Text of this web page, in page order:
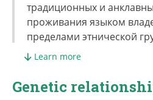
традиционных и
проживания языком
пределами этнической
цыганского
В связи с тем, что
миноритарной группой,
Learn more
Genetic